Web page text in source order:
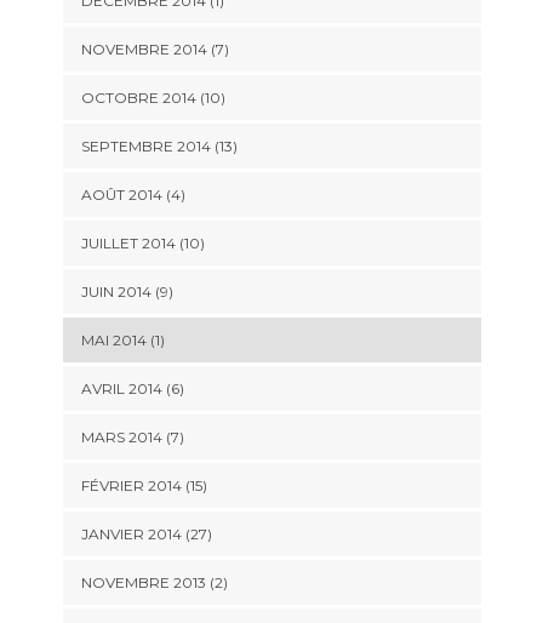
NOVEMBRE 2014 (7)
OCTOBRE 2014 (10)
SEPTEMBRE 2014 (13)
AOÛT 2014 (4)
JUILLET 2014 (10)
JUIN 2014 (9)
MAI 2014 (1)
AVRIL 2014 (6)
MARS 2014 (7)
FÉVRIER 2014 (15)
JANVIER 2014 (27)
NOVEMBRE 2013 (2)